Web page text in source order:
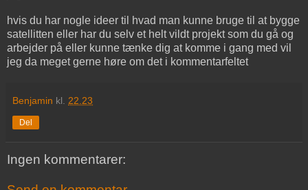
hvis du har nogle ideer til hvad man kunne bruge til at bygge
satellitten eller har du selv et helt vildt projekt som du gå og
arbejder på eller kunne tænke dig at komme i gang med vil
jeg da meget gerne høre om det i kommentarfeltet
Benjamin kl. 22.23
Del
Ingen kommentarer: